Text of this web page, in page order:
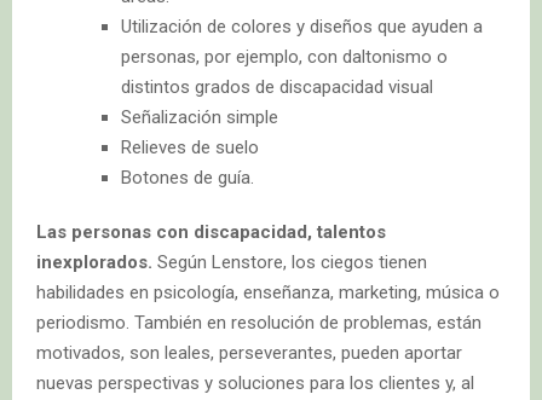
Utilización de colores y diseños que ayuden a
personas, por ejemplo, con daltonismo o
distintos grados de discapacidad visual
Señalización simple
Relieves de suelo
Botones de guía.
Las personas con discapacidad, talentos
inexplorados. Según Lenstore, los ciegos tienen
habilidades en psicología, enseñanza, marketing, música o
periodismo. También en resolución de problemas, están
motivados, son leales, perseverantes, pueden aportar
nuevas perspectivas y soluciones para los clientes y, al